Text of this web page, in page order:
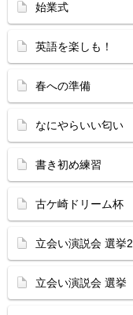
始業式
英語を楽しも！
春への準備
なにやらいい匂い
書き初め練習
古ケ崎ドリーム杯
立会い演説会 選挙2
立会い演説会 選挙